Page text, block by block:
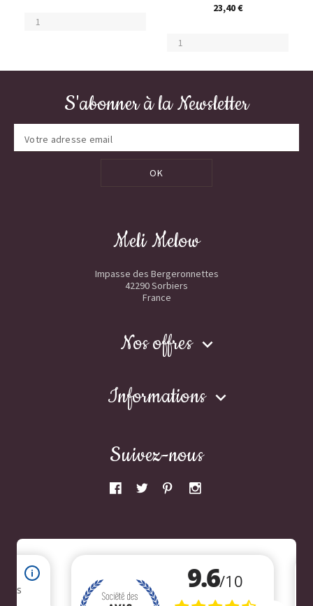
23,40 €
S'abonner à la Newsletter
OK
Meli Melow
Impasse des Bergeronnettes
42290 Sorbiers
France
Nos offres 
Informations 
Suivez-nous